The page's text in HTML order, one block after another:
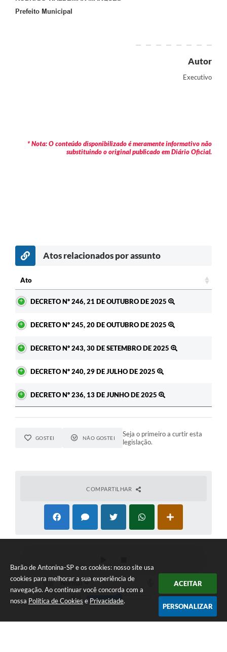
Barão de Antonina-SP e os cookies: nosso site usa
cookies para melhorar a sua experiência de
navegação. Ao continuar você concorda com a
nossa Política de Cookies e Privacidade.
ACEITAR
PERSONALIZAR
Prefeito Municipal
Autor
Executivo
* Nota: O conteúdo disponibilizado é meramente informativo não
substituindo o original publicado em Diário Oficial.
Atos relacionados por assunto
Ato
DECRETO Nº 246, 21 DE OUTUBRO DE 2025
DECRETO Nº 245, 20 DE OUTUBRO DE 2025
DECRETO Nº 243, 30 DE SETEMBRO DE 2025
DECRETO Nº 240, 29 DE JULHO DE 2025
DECRETO Nº 236, 13 DE JUNHO DE 2025
GOSTEI NÃO GOSTEI
Seja o primeiro a curtir esta
legislação.
COMPARTILHAR